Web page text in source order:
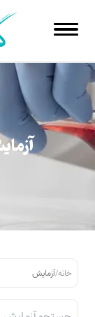
خانه/آزمایش